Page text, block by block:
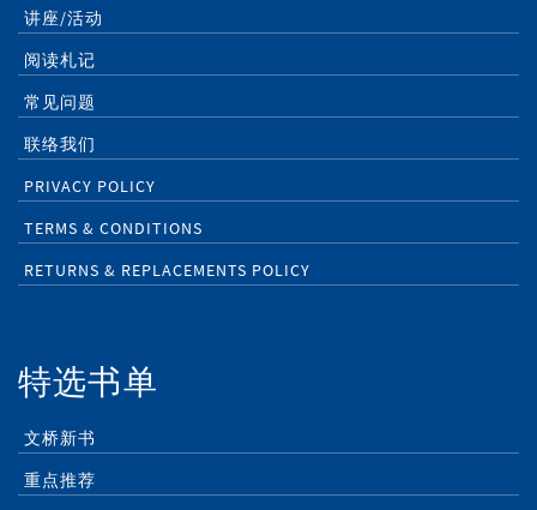
讲座/活动
阅读札记
常见问题
联络我们
PRIVACY POLICY
TERMS & CONDITIONS
RETURNS & REPLACEMENTS POLICY
特选书单
文桥新书
重点推荐